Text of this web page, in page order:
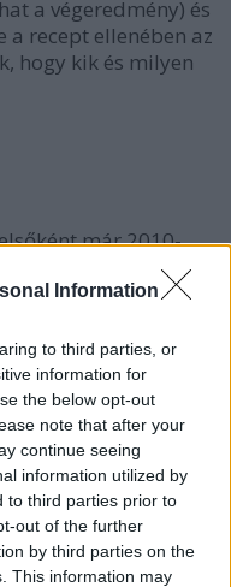
Information
to third parties, or
information for
the below opt-out
note that after your
continue seeing
information utilized by
to third parties prior to
out of the further
by third parties on the
This information may
a végeredmény) és
recept ellenében az
hogy kik és milyen
már 2010-
A mostani,
valamint
gramm) birtoklása
létre fog jönni az
legnagyobb
csapást mérhet az